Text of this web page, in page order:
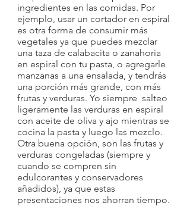
ingredientes en las comidas. Por
ejemplo, usar un cortador en espiral
es otra forma de consumir más
vegetales ya que puedes mezclar
una taza de calabacita o zanahoria
en espiral con tu pasta, o agregarle
manzanas a una ensalada, y tendrás
una porción más grande, con más
frutas y verduras. Yo siempre  salteo
ligeramente las verduras en espiral
con aceite de oliva y ajo mientras se
cocina la pasta y luego las mezclo.
Otra buena opción, son las frutas y
verduras congeladas (siempre y
cuando se compren sin
edulcorantes y conservadores
añadidos), ya que estas
presentaciones nos ahorran tiempo.